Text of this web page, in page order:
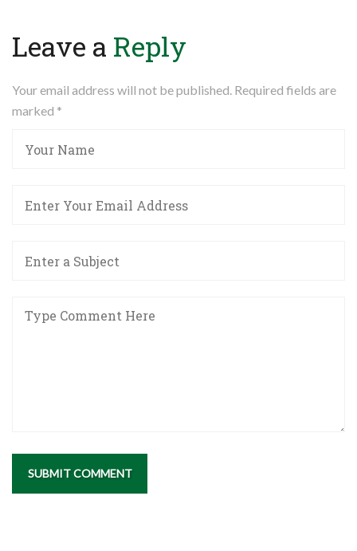
Leave a Reply
Your email address will not be published. Required fields are
marked *
SUBMIT COMMENT